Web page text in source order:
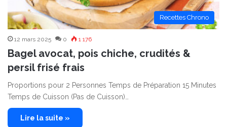
Recettes Chrono
12 mars 2025 0 1 176
Bagel avocat, pois chiche, crudités &
persil frisé frais
Proportions pour 2 Personnes Temps de Préparation 15 Minutes
Temps de Cuisson (Pas de Cuisson)…
Lire la suite »